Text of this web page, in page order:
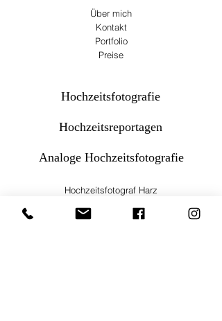
Über mich
Kontakt
Portfolio
Preise
Hochzeitsfotografie
Hochzeitsreportagen
Analoge Hochzeitsfotografie
Hochzeitsfotograf Harz
Hochzeitsfotograf Hamburg